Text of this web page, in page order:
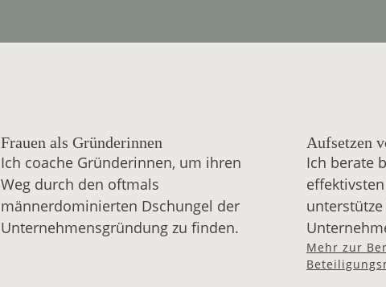
Frauen als Gründerinnen
Ich coache Gründerinnen, um ihren
Weg durch den oftmals
männerdominierten Dschungel der
Unternehmensgründung zu finden.
Aufsetzen
Ich berate
Mehr zur